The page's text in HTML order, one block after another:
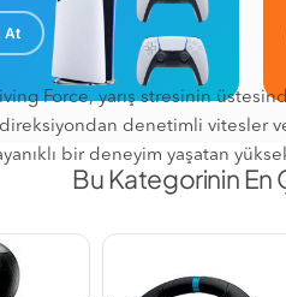
Force, yarış stresinin
denetimli vitesler
bir deneyim yaşatan
At
Bu Kategorinin En